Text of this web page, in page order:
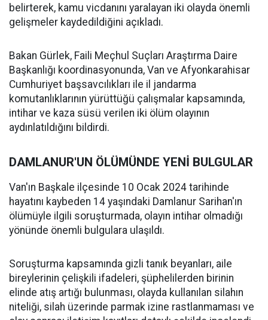
belirterek, kamu vicdanını yaralayan iki olayda önemli
gelişmeler kaydedildiğini açıkladı.
Bakan Gürlek, Faili Meçhul Suçları Araştırma Daire
Başkanlığı koordinasyonunda, Van ve Afyonkarahisar
Cumhuriyet başsavcılıkları ile il jandarma
komutanlıklarının yürüttüğü çalışmalar kapsamında,
intihar ve kaza süsü verilen iki ölüm olayının
aydınlatıldığını bildirdi.
DAMLANUR'UN ÖLÜMÜNDE YENİ BULGULAR
Van'ın Başkale ilçesinde 10 Ocak 2024 tarihinde
hayatını kaybeden 14 yaşındaki Damlanur Sarihan'ın
ölümüyle ilgili soruşturmada, olayın intihar olmadığı
yönünde önemli bulgulara ulaşıldı.
Soruşturma kapsamında gizli tanık beyanları, aile
bireylerinin çelişkili ifadeleri, şüphelilerden birinin
elinde atış artığı bulunması, olayda kullanılan silahın
niteliği, silah üzerinde parmak izine rastlanmaması ve